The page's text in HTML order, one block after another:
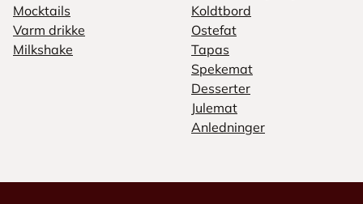
Mocktails
Varm drikke
Milkshake
Koldtbord
Ostefat
Tapas
Spekemat
Desserter
Julemat
Anledninger